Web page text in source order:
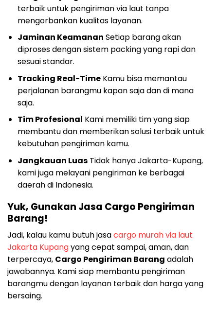
terbaik untuk pengiriman via laut tanpa
mengorbankan kualitas layanan.
Jaminan Keamanan Setiap barang akan
diproses dengan sistem packing yang rapi dan
sesuai standar.
Tracking Real-TimeKamu bisa memantau
perjalanan barangmu kapan saja dan di mana
saja.
Tim Profesional Kami memiliki tim yang siap
membantu dan memberikan solusi terbaik untuk
kebutuhan pengiriman kamu.
Jangkauan LuasTidak hanya Jakarta-Kupang,
kami juga melayani pengiriman ke berbagai
daerah di Indonesia.
Yuk, Gunakan Jasa Cargo Pengiriman
Barang!
Jadi, kalau kamu butuh jasacargo murah via laut
Jakarta Kupangyang cepat sampai, aman, dan
terpercaya, Cargo Pengiriman Barang adalah
jawabannya. Kami siap membantu pengiriman
barangmu dengan layanan terbaik dan harga yang
bersaing.